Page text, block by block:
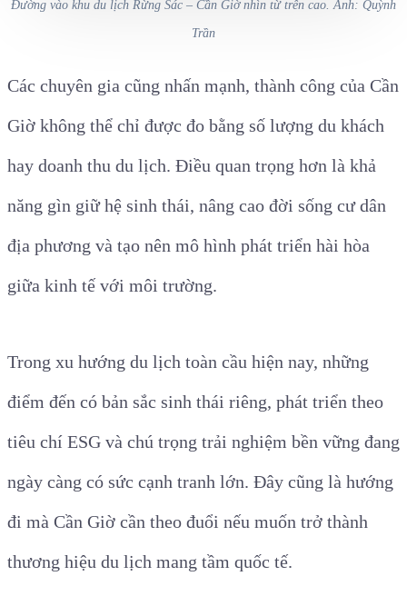
Đường vào khu du lịch Rừng Sác – Cần Giờ nhìn từ trên cao. Ảnh: Quỳnh
Trần
Các chuyên gia cũng nhấn mạnh, thành công của Cần
Giờ không thể chỉ được đo bằng số lượng du khách
hay doanh thu du lịch. Điều quan trọng hơn là khả
năng gìn giữ hệ sinh thái, nâng cao đời sống cư dân
địa phương và tạo nên mô hình phát triển hài hòa
giữa kinh tế với môi trường.
Trong xu hướng du lịch toàn cầu hiện nay, những
điểm đến có bản sắc sinh thái riêng, phát triển theo
tiêu chí ESG và chú trọng trải nghiệm bền vững đang
ngày càng có sức cạnh tranh lớn. Đây cũng là hướng
đi mà Cần Giờ cần theo đuổi nếu muốn trở thành
thương hiệu du lịch mang tầm quốc tế.